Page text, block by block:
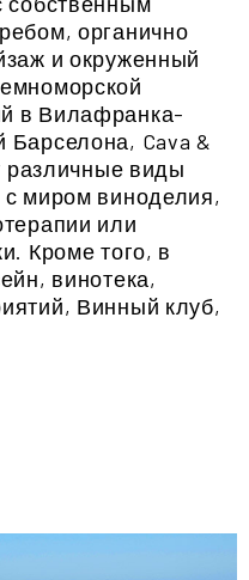
органично
и окруженный
в Вилафранка-
Cava &
различные виды
миром виноделия,
или
Кроме того, в
винотека,
Винный клуб,